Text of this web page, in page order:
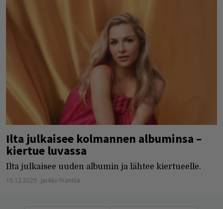
Ilta julkaisee kolmannen albuminsa –
kiertue luvassa
Ilta julkaisee uuden albumin ja lähtee kiertueelle.
10.12.2025 Jarkko Fräntilä